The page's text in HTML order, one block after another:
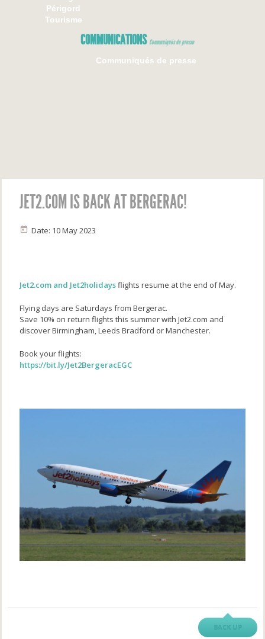
Périgord
Tourisme
COMMUNICATIONS Communiqués de presse
Communiqués de presse
JET2.COM IS BACK AT BERGERAC!
Date: 10 May 2023
Jet2.com and Jet2holidaysflights resume at the end of May.
Flying days are Saturdays from Bergerac.
Save 10% on return flights this summer with Jet2.com and
discover Birmingham, Leeds Bradford or Manchester.
Book your flights:
https://bit.ly/Jet2BergeracEGC
BACK UP